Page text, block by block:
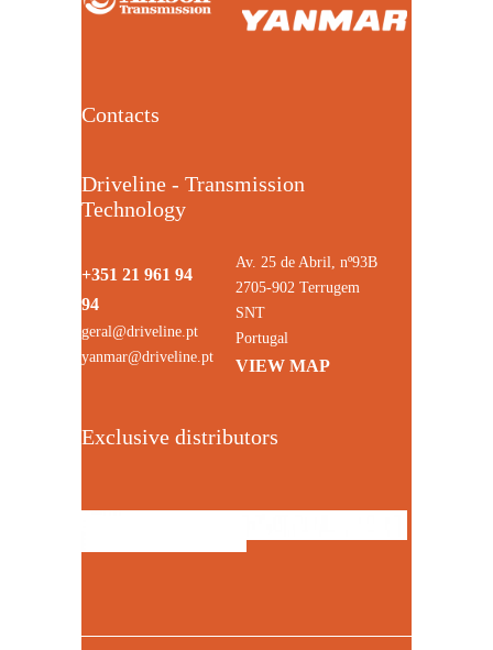
Contacts
Driveline - Transmission
Technology
+351 21 961 94
94
geral@driveline.pt
yanmar@driveline.pt
Av. 25 de Abril, nº93B
2705-902 Terrugem
SNT
Portugal
VIEW MAP
Exclusive distributors